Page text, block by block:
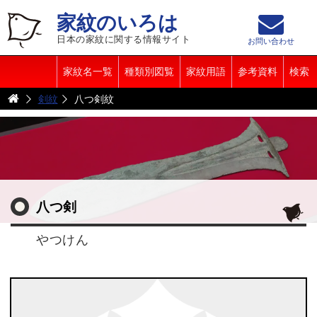
家紋のいろは
日本の家紋に関する情報サイト
家紋名一覧 種類別図覧 家紋用語 参考資料 検索
お問い合わせ
剣紋 八つ剣紋
八つ剣
やつけん